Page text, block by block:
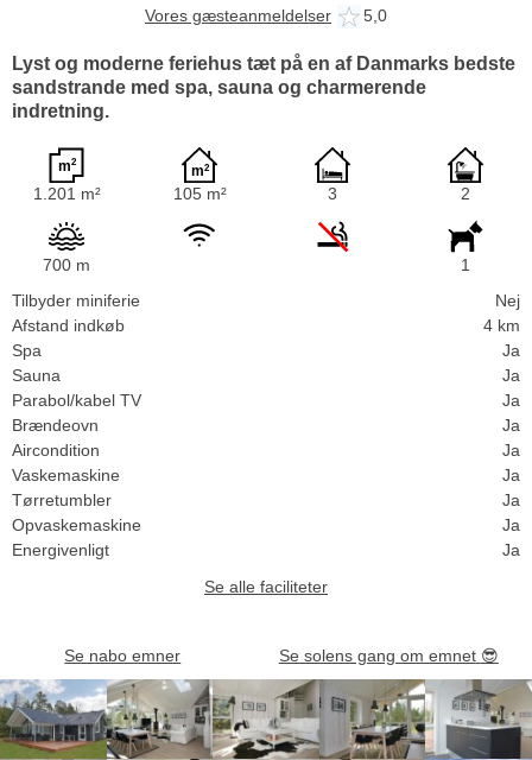
Vores gæsteanmeldelser 5,0
Lyst og moderne feriehus tæt på en af Danmarks bedste
sandstrande med spa, sauna og charmerende
indretning.
1.201 m² 105 m² 3 2
700 m
1
Tilbyder miniferie
Nej
Afstand indkøb
4 km
Spa
Ja
Sauna
Ja
Parabol/kabel TV
Ja
Brændeovn
Ja
Aircondition
Ja
Vaskemaskine
Ja
Tørretumbler
Ja
Opvaskemaskine
Ja
Energivenligt
Ja
Se alle faciliteter
Se nabo emner Se solens gang om emnet 😎